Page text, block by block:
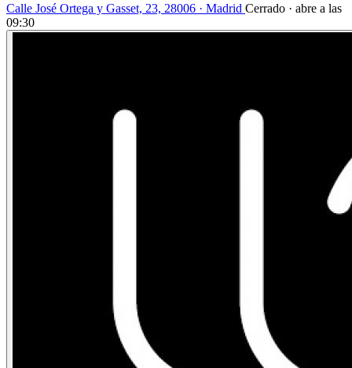
Calle José Ortega y Gasset, 23, 28006 · Madrid Cerrado · abre a las
09:30